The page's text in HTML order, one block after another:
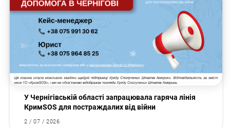
У Чернігівській області запрацювала гаряча лінія
КримSOS для постраждалих від війни
2 / 07 / 2026